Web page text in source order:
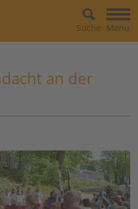
Menü
Suche
an der